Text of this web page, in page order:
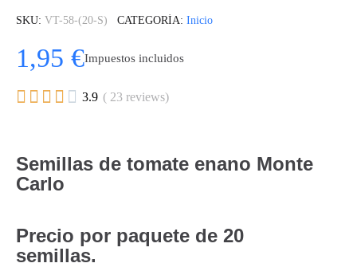
SKU VT-58-(20-S) CATEGORÍA Inicio
1,95 €Impuestos incluidos
     3.9 ( 23 reviews)
Semillas de tomate enano Monte
Carlo
Precio por paquete de 20
semillas.